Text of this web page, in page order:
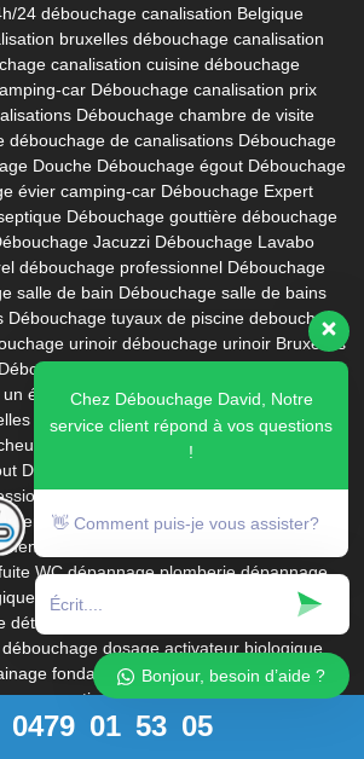
0479 01 53 05
24 débouchage canalisation Belgique
bruxelles débouchage canalisation
canalisation cuisine débouchage
car Débouchage canalisation prix
Débouchage chambre de visite
débouchage de canalisations Débouchage
Douche Débouchage égout Débouchage
évier camping-car Débouchage Expert
Débouchage gouttière débouchage
Jacuzzi Débouchage Lavabo
débouchage professionnel Débouchage
salle de bain Débouchage salle de bains
Débouchage tuyaux de piscine debouchage
urinoir débouchage urinoir Bruxelles
Débouchage wc bruxelles
évier Déboucheur Déboucheur Baignoire
Déboucheur canalisation
Déboucheur
Certifié Bruxelles
déboucheur chimique
Déboucheur évier
Déboucheur toilette Déboucheur
bruxelles Déboucheur wc dégeler une
canalisation
WC dépannage plomberie dépannage
DesTop déboucheur
detecter fuite
détection bouchon
diagnostic canalisation
dosage activateur biologique
fondation drainage maison drainage
conservation DesTop eau potable eau qui
eau stagnante lave-vaisselle
Chez Débouchage David, Notre
service client répond à vos questions
!
👋 Comment puis-je vous assister?
Bonjour, besoin d’aide ?